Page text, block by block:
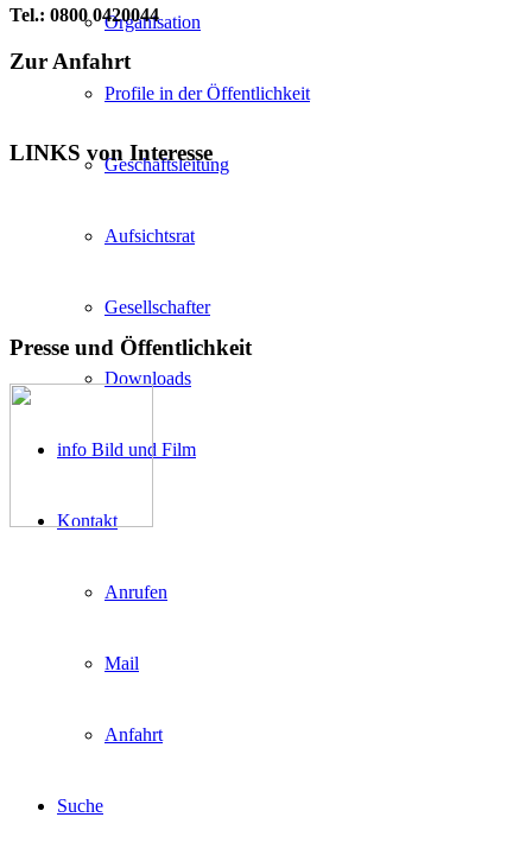
Organisation
Profile in der Öffentlichkeit
Geschäftsleitung
Aufsichtsrat
Gesellschafter
Downloads
info Bild und Film
Kontakt
Anrufen
Mail
Anfahrt
Suche
Tel.: 0800 0420044
Zur Anfahrt
LINKS von Interesse
Presse und Öffentlichkeit